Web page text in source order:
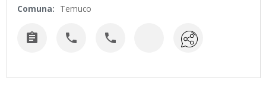
Comuna: Temuco
  